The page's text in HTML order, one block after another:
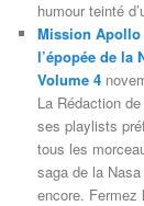
humour teinté
Mission Apollo
l’épopée de la
Volume 4
La Rédaction
ses playlists
tous les
saga de la
encore.